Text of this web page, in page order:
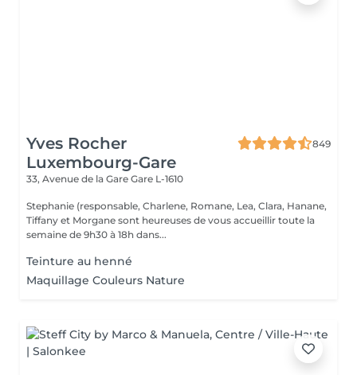
Yves Rocher
Luxembourg-Gare
849
33, Avenue de la Gare Gare L-1610
Stephanie (responsable, Charlene, Romane, Lea, Clara, Hanane,
Tiffany et Morgane sont heureuses de vous accueillir toute la
semaine de 9h30 à 18h dans...
Teinture au henné
Maquillage Couleurs Nature